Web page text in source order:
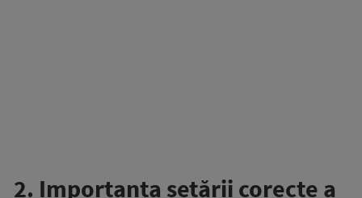
2. Importanța setării corecte a